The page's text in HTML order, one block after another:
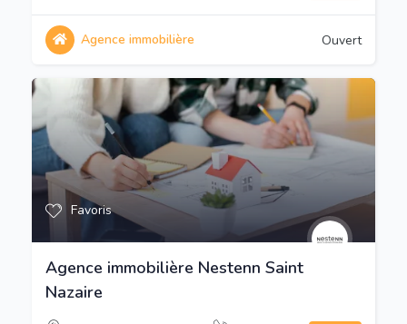
Agence immobilière Ouvert
Favoris
Agence immobilière Nestenn Saint
Nazaire